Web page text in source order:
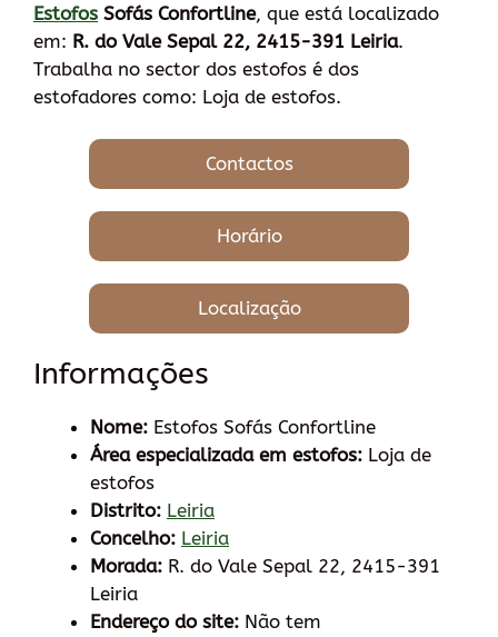
Estofos Sofás Confortline, que está localizado
em: R. do Vale Sepal 22, 2415-391 Leiria.
Trabalha no sector dos estofos é dos
estofadores como: Loja de estofos.
Contactos
Horário
Localização
Informações
Nome: Estofos Sofás Confortline
Área especializada em estofos: Loja de
estofos
Distrito: Leiria
Concelho: Leiria
Morada: R. do Vale Sepal 22, 2415-391
Leiria
Endereço do site: Não tem